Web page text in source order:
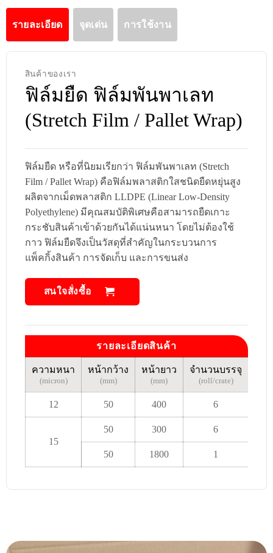
รายละเอียด จุดเด่น การใช้งาน
สินค้าของเรา
ฟิล์มยืด ฟิล์มพันพาเลท
(Stretch Film / Pallet Wrap)
ฟิล์มยืด หรือที่นิยมเรียกว่า ฟิล์มพันพาเลท (Stretch
Film / Pallet Wrap) คือฟิล์มพลาสติกใสชนิดยืดหยุ่นสูง
ผลิตจากเม็ดพลาสติก LLDPE (Linear Low-Density
Polyethylene) มีคุณสมบัติพิเศษคือสามารถยืดเกาะ
กระชับสินค้าเข้าด้วยกันได้แน่นหนา โดยไม่ต้องใช้
กาว ฟิล์มยืดจึงเป็นวัสดุที่สำคัญในกระบวนการ
แพ็คกิ้งสินค้า การจัดเก็บ และการขนส่ง
สนใจสั่งซื้อ
รายละเอียดสินค้า
ความหนา
(micron)
หน้ากว้าง
(mm)
หน้ายาว
(mm)
จำนวนบรรจุ
(roll/crate)
12 50 400 6
15
50 300 6
50 1800 1